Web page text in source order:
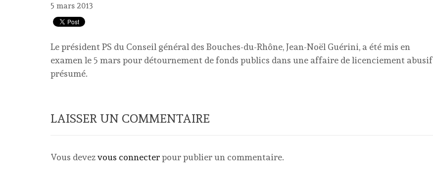
5 mars 2013
Le président PS du Conseil général des Bouches-du-Rhône, Jean-Noël Guérini, a été mis en
examen le 5 mars pour détournement de fonds publics dans une affaire de licenciement abusif
présumé.
LAISSER UN COMMENTAIRE
Vous devezvous connecterpour publier un commentaire.